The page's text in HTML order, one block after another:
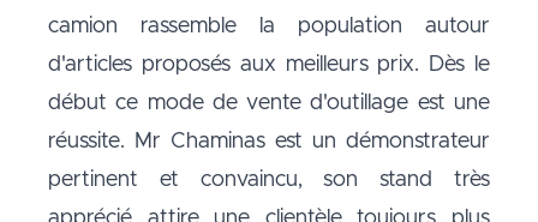
camion rassemble la population autour
d'articles proposés aux meilleurs prix. Dès le
début ce mode de vente d'outillage est une
réussite. Mr Chaminas est un démonstrateur
pertinent et convaincu, son stand très